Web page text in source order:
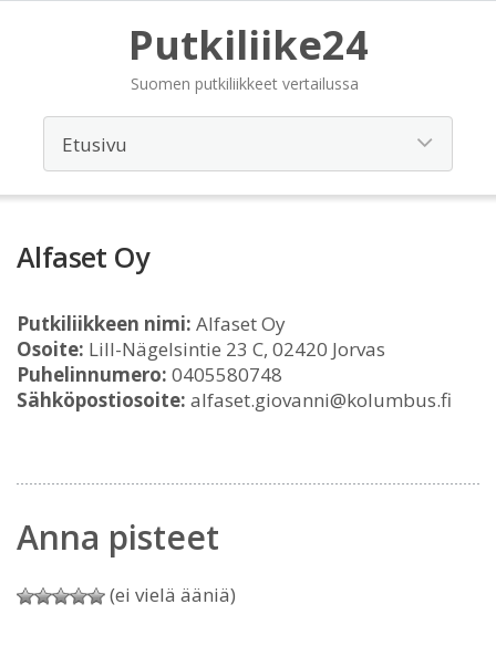
Putkiliike24
Suomen putkiliikkeet vertailussa
Alfaset Oy
Putkiliikkeen nimi: Alfaset Oy
Osoite: Lill-Nägelsintie 23 C, 02420 Jorvas
Puhelinnumero: 0405580748
Sähköpostiosoite: alfaset.giovanni@kolumbus.fi
Anna pisteet
(ei vielä ääniä)